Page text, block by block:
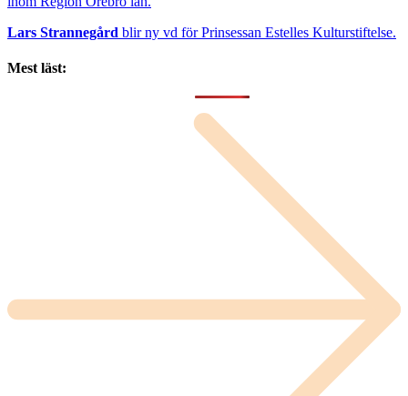
Lars Strannegård blir ny vd för Prinsessan Estelles Kulturstiftelse.
Mest läst: